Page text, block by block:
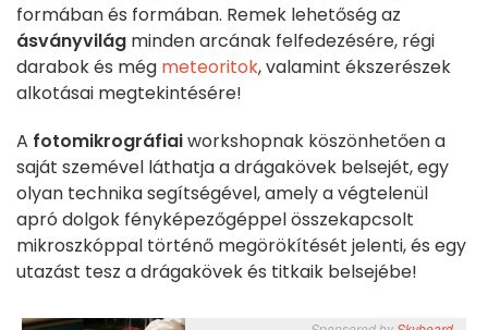
formában és formában. Remek lehetőség az
ásványvilág minden arcának felfedezésére, régi
darabok és még meteoritok, valamint ékszerészek
alkotásai megtekintésére!
A fotomikrográfiaiworkshopnak köszönhetően a
saját szemével láthatja a drágakövek belsejét, egy
olyan technika segítségével, amely a végtelenül
apró dolgok fényképezőgéppel összekapcsolt
mikroszkóppal történő megörökítését jelenti, és egy
utazást tesz a drágakövek és titkaik belsejébe!